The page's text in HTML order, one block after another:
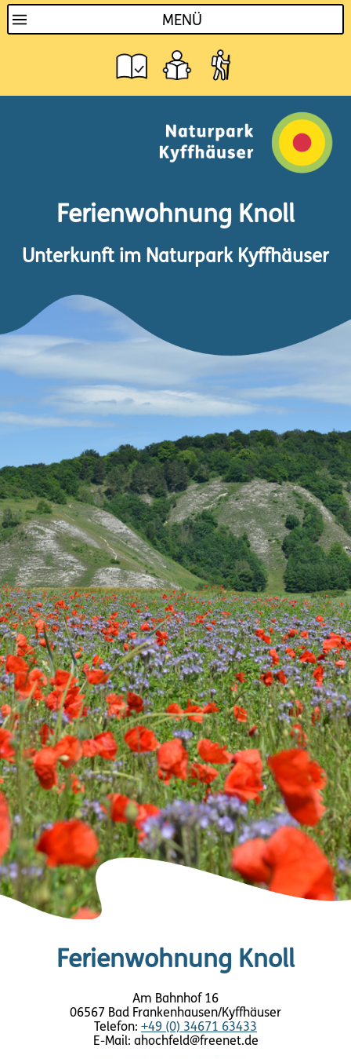
MENÜ
Ferienwohnung Knoll
Unterkunft im Naturpark Kyffhäuser
Ferienwohnung Knoll
Am Bahnhof 16
06567 Bad Frankenhausen/Kyffhäuser
Telefon: +49 (0) 34671 63433
E-Mail: ahochfeld@freenet.de